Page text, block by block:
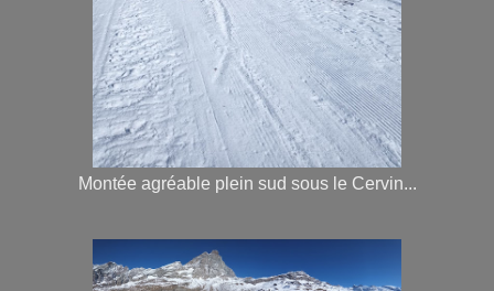
Montée agréable plein sud sous le Cervin...